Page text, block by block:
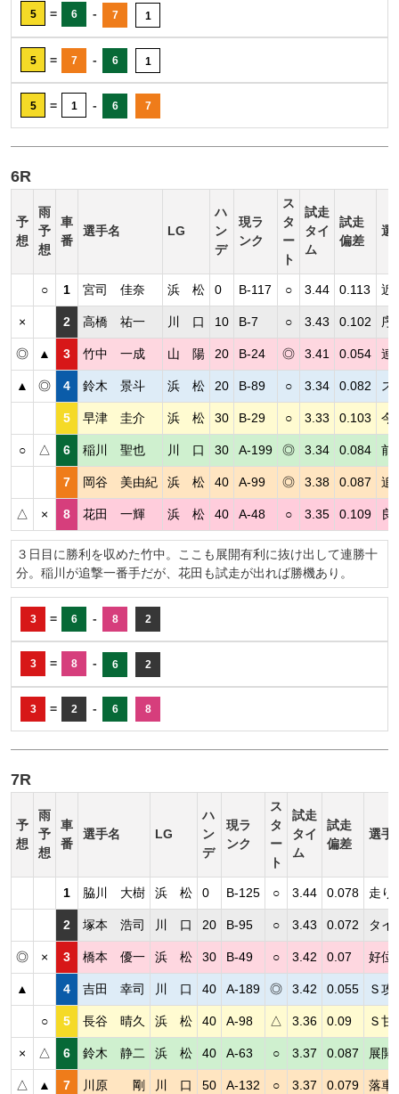
5 = 6 - 7 1
5 = 7 - 6 1
5 = 1 - 6 7
6R
予
想
雨
予
想
車
番
選手名 LG
ハ
ン
デ
現ラ
ンク
ス
タ
ー
ト
試走
タイ
ム
試走
偏差
選
○ 1 宮司 佳奈 浜 松 0 B-117 ○ 3.44 0.113 近
× 2 高橋 祐一 川 口 10 B-7 ○ 3.43 0.102 序
◎ ▲ 3 竹中 一成 山 陽 20 B-24 ◎ 3.41 0.054 連
▲ ◎ 4 鈴木 景斗 浜 松 20 B-89 ○ 3.34 0.082 ス
5 早津 圭介 浜 松 30 B-29 ○ 3.33 0.103 今
○ △ 6 稲川 聖也 川 口 30 A-199 ◎ 3.34 0.084 前
7 岡谷 美由紀 浜 松 40 A-99 ◎ 3.38 0.087 追
△ × 8 花田 一輝 浜 松 40 A-48 ○ 3.35 0.109 良
３日目に勝利を収めた竹中。ここも展開有利に抜け出して連勝十
分。稲川が追撃一番手だが、花田も試走が出れば勝機あり。
3 = 6 - 8 2
3 = 8 - 6 2
3 = 2 - 6 8
7R
予
想
雨
予
想
車
番
選手名 LG
ハ
ン
デ
現ラ
ンク
ス
タ
ー
ト
試走
タイ
ム
試走
偏差
選手
1 脇川 大樹 浜 松 0 B-125 ○ 3.44 0.078 走り
2 塚本 浩司 川 口 20 B-95 ○ 3.43 0.072 タイ
◎ × 3 橋本 優一 浜 松 30 B-49 ○ 3.42 0.07 好位
▲ 4 吉田 幸司 川 口 40 A-189 ◎ 3.42 0.055 Ｓ攻
○ 5 長谷 晴久 浜 松 40 A-98 △ 3.36 0.09 Ｓ甘
× △ 6 鈴木 静二 浜 松 40 A-63 ○ 3.37 0.087 展開
△ ▲ 7 川原 剛 川 口 50 A-132 ○ 3.37 0.079 落車